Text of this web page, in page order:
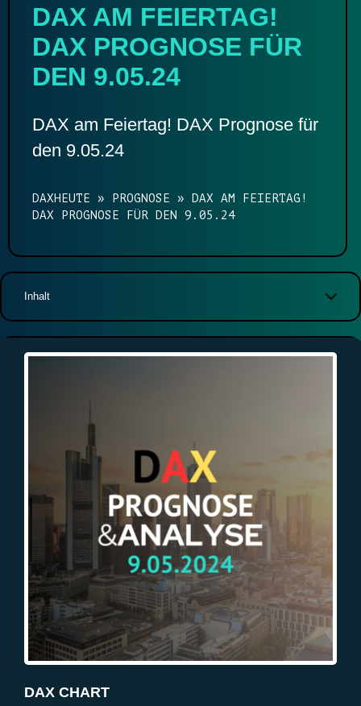
DAX AM FEIERTAG!
DAX PROGNOSE FÜR
DEN 9.05.24
DAX am Feiertag! DAX Prognose für
den 9.05.24
DAXHEUTE » PROGNOSE »
DAX AM FEIERTAG!
DAX PROGNOSE FÜR DEN 9.05.24
Inhalt
DAX Chart
DAX CHART